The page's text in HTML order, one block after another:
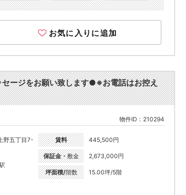
お気に入りに追加
ージをお願い致します●※お電話はお控え
物件ID：210294
野五丁目7-
賃料 445,500円
保証金・敷金 2,673,000円
坪面積/階数 15.00坪/5階